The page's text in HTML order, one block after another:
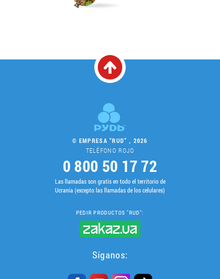
© EMPRESA “RUD” , 2026
TELÉFONO ROJO
0 800 50 17 72
Las llamadas son gratis en todo el territorio de
Ucrania (excepto las llamadas de los celulares)
PEDIR PRODUCTOS "RUD":
Síganos: